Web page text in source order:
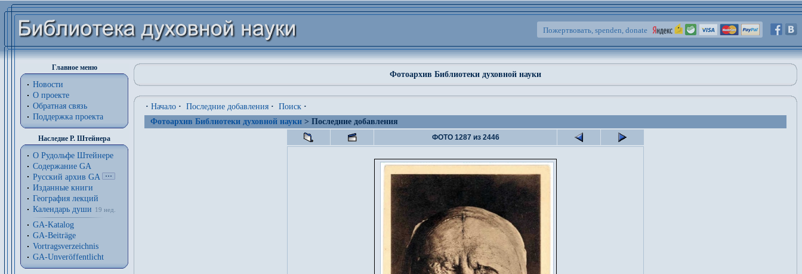
Пожертвовать, spenden, donate
Главное меню
Новости
О проекте
Обратная связь
Поддержка проекта
Наследие Р. Штейнера
О Рудольфе Штейнере
Содержание GA
Русский архив GA
Изданные книги
География лекций
Календарь души
19 нед.
GA-Katalog
GA-Beiträge
Vortragsverzeichnis
GA-Unveröffentlicht
Фотоархив Библиотеки духовной науки
· Начало · Последние добавления · Поиск ·
Фотоархив Библиотеки духовной науки > Последние добавления
ФОТО 1287 из 2446